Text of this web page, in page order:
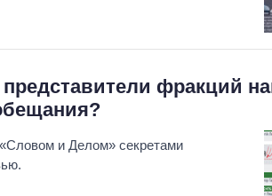
представители фракций
и Делом» секретами